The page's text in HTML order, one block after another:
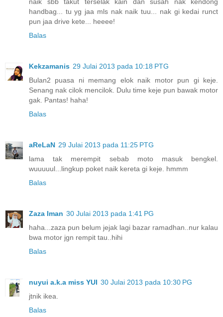
handbag... tu yg jaa mls nak naik tuu... nak gi kedai runct
pun jaa drive kete... heeee!
Balas
Kekzamanis 29 Julai 2013 pada 10:18 PTG
Bulan2 puasa ni memang elok naik motor pun gi keje.
Senang nak cilok mencilok. Dulu time keje pun bawak motor
gak. Pantas! haha!
Balas
aReLaN 29 Julai 2013 pada 11:25 PTG
lama tak merempit sebab moto masuk bengkel.
wuuuuul...lingkup poket naik kereta gi keje. hmmm
Balas
Zaza Iman 30 Julai 2013 pada 1:41 PG
haha...zaza pun belum jejak lagi bazar ramadhan..nur kalau
bwa motor jgn rempit tau..hihi
Balas
nuyui a.k.a miss YUI 30 Julai 2013 pada 10:30 PG
jtnik ikea.
Balas